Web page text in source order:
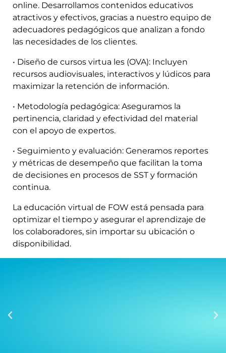
online. Desarrollamos contenidos educativos
atractivos y efectivos, gracias a nuestro equipo de
adecuadores pedagógicos que analizan a fondo
las necesidades de los clientes.
• Diseño de cursos virtua les (OVA): Incluyen
recursos audiovisuales, interactivos y lúdicos para
maximizar la retención de información.
• Metodología pedagógica: Aseguramos la
pertinencia, claridad y efectividad del material
con el apoyo de expertos.
• Seguimiento y evaluación: Generamos reportes
y métricas de desempeño que facilitan la toma
de decisiones en procesos de SST y formación
continua.
La educación virtual de FOW está pensada para
optimizar el tiempo y asegurar el aprendizaje de
los colaboradores, sin importar su ubicación o
disponibilidad.